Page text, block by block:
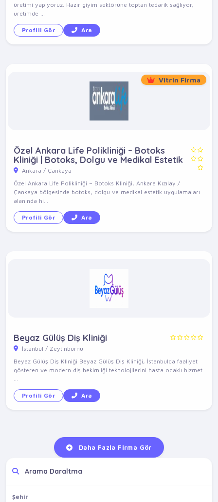
üretimi yapıyoruz. Hazır giyim sektörüne toptan tedarik sağlıyor,
üretimde ...
Profili Gör Ara
Vitrin Firma
Özel Ankara Life Polikliniği – Botoks
Kliniği | Botoks, Dolgu ve Medikal Estetik
Ankara / Çankaya
Özel Ankara Life Polikliniği – Botoks Kliniği, Ankara Kızılay /
Çankaya bölgesinde botoks, dolgu ve medikal estetik uygulamaları
alanında hi...
Profili Gör Ara
Beyaz Gülüş Diş Kliniği
İstanbul / Zeytinburnu
Beyaz Gülüş Diş Kliniği Beyaz Gülüş Diş Kliniği, İstanbulda faaliyet
gösteren ve modern diş hekimliği teknolojilerini hasta odaklı hizmet
...
Profili Gör Ara
Daha Fazla Firma Gör
Arama Daraltma
Şehir